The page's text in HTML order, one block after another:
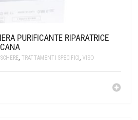
PURIFICANTE RIPARATRICE
, TRATTAMENTI SPECIFICI , VISO